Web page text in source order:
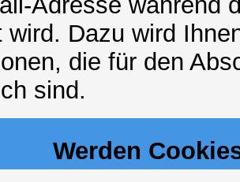
wird. Dazu wird
die für den
sind.
Werden